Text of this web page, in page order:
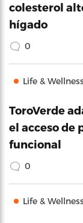
colesterol
hígado
0
Life & Wellness
ToroVerde
el acceso de
funcional
0
Life & Wellness